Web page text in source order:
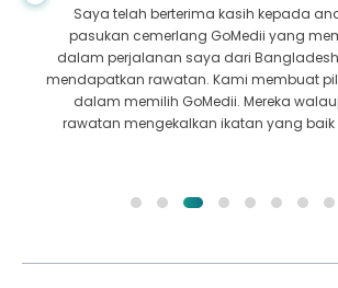
Saya telah berterima kasih kepada
pasukan cemerlang GoMedii yang
dalam perjalanan saya dari
mendapatkan rawatan. Kami membuat
dalam memilih GoMedii. Mereka
rawatan mengekalkan ikatan yang